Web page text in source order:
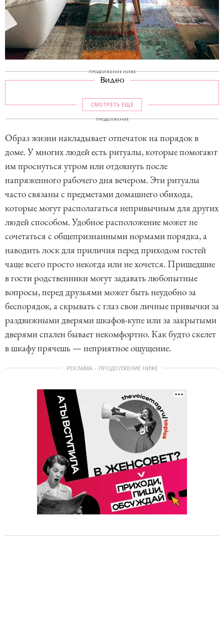
ПРОДОЛЖЕНИЕ НИЖЕ
Видео
СМОТРЕТЬ ЕЩЕ
ПРОДОЛЖЕНИЕ
Образ жизни накладывает отпечаток на порядок в
доме. У многих людей есть ритуалы, которые помогают
им проснуться утром или отдохнуть после
напряженного рабочего дня вечером. Эти ритуалы
часто связаны с предметами домашнего обихода,
которые могут располагаться непривычным для других
людей способом. Удобное расположение может не
сочетаться с общепризнанными нормами порядка, а
наводить лоск для приличия перед приходом гостей
чаще всего просто некогда или не хочется. Пришедшие
в гости родственники могут задавать любопытные
вопросы, перед друзьями может быть неудобно за
беспорядок, а скрывать с глаз свои личные привычки за
раздвижными дверями шкафов-купе или за закрытыми
дверями спален бывает некомфортно. Как будто скелет
в шкафу прячешь — неприятное ощущение.
РЕКЛАМА – ПРОДОЛЖЕНИЕ НИЖЕ